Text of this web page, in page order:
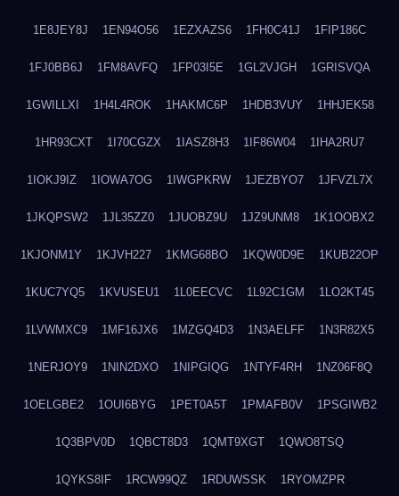
1E8JEY8J 1EN94O56 1EZXAZS6 1FH0C41J 1FIP186C
1FJ0BB6J 1FM8AVFQ 1FP03I5E 1GL2VJGH 1GRISVQA
1GWILLXI 1H4L4ROK 1HAKMC6P 1HDB3VUY 1HHJEK58
1HR93CXT 1I70CGZX 1IASZ8H3 1IF86W04 1IHA2RU7
1IOKJ9IZ 1IOWA7OG 1IWGPKRW 1JEZBYO7 1JFVZL7X
1JKQPSW2 1JL35ZZ0 1JUOBZ9U 1JZ9UNM8 1K1OOBX2
1KJONM1Y 1KJVH227 1KMG68BO 1KQW0D9E 1KUB22OP
1KUC7YQ5 1KVUSEU1 1L0EECVC 1L92C1GM 1LO2KT45
1LVWMXC9 1MF16JX6 1MZGQ4D3 1N3AELFF 1N3R82X5
1NERJOY9 1NIN2DXO 1NIPGIQG 1NTYF4RH 1NZ06F8Q
1OELGBE2 1OUI6BYG 1PET0A5T 1PMAFB0V 1PSGIWB2
1Q3BPV0D 1QBCT8D3 1QMT9XGT 1QWO8TSQ
1QYKS8IF 1RCW99QZ 1RDUWSSK 1RYOMZPR